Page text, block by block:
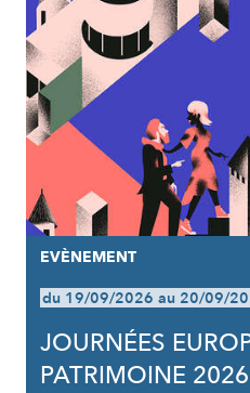
EVÈNEMENT
du 19/09/2026 au 20/09/
JOURNÉES
PATRIMOINE 2026